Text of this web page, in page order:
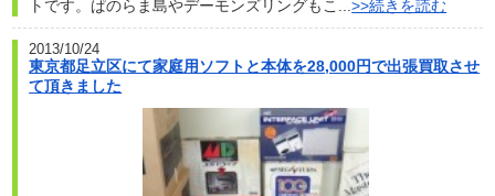
トです。ぱのらま島やデーモンズリングもこ...>>続きを読む
2013/10/24
東京都足立区にて家庭用ソフトと本体を28,000円で出張買取させ
て頂きました